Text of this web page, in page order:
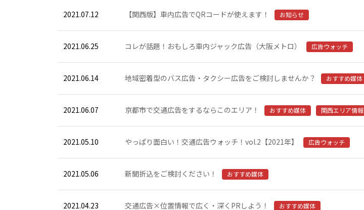
2021.07.12 【関西版】車内広告でQRコードが使えます！ お知らせ
2021.06.25 コレが話題！おもしろ車内ジャック広告（大阪メトロ） 広告ウォッチ
2021.06.14 地域密着型のバス広告・タクシー広告をご検討しませんか？ おすすめ媒体
2021.06.07 京都市で交通広告をするならこのエリア！ おすすめ媒体 関西エリア情報
2021.05.10 やっぱり面白い！交通広告ウォッチ！vol.2【2021年】 広告ウォッチ
2021.05.06 新聞折込をご検討ください！ おすすめ媒体
2021.04.23 交通広告×位置情報で広く・深くPRしよう！ おすすめ媒体